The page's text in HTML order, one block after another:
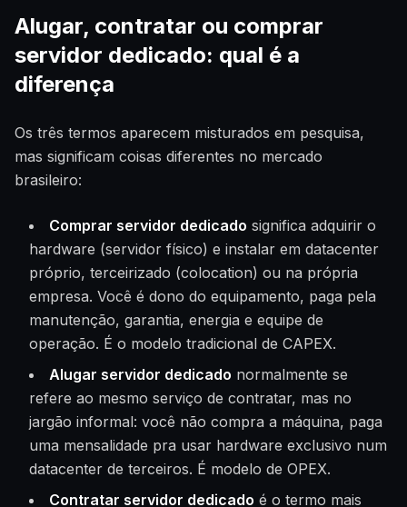
Alugar, contratar ou comprar
servidor dedicado: qual é a
diferença
Os três termos aparecem misturados em pesquisa,
mas significam coisas diferentes no mercado
brasileiro:
Comprar servidor dedicado significa adquirir o
hardware (servidor físico) e instalar em datacenter
próprio, terceirizado (colocation) ou na própria
empresa. Você é dono do equipamento, paga pela
manutenção, garantia, energia e equipe de
operação. É o modelo tradicional de CAPEX.
Alugar servidor dedicado normalmente se
refere ao mesmo serviço de contratar, mas no
jargão informal: você não compra a máquina, paga
uma mensalidade pra usar hardware exclusivo num
datacenter de terceiros. É modelo de OPEX.
Contratar servidor dedicado é o termo mais